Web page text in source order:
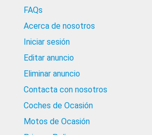
FAQs
Acerca de nosotros
Iniciar sesión
Editar anuncio
Eliminar anuncio
Contacta con nosotros
Coches de Ocasión
Motos de Ocasión